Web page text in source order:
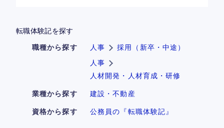
転職体験記を探す
職種から探す 人事
採用（新卒・中途）
人事
人材開発・人材育成・研修
業種から探す 建設・不動産
資格から探す 公務員の『転職体験記』